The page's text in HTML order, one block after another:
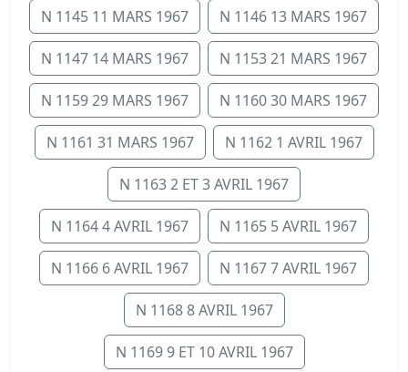
N 1145 11 MARS 1967 N 1146 13 MARS 1967
N 1147 14 MARS 1967 N 1153 21 MARS 1967
N 1159 29 MARS 1967 N 1160 30 MARS 1967
N 1161 31 MARS 1967 N 1162 1 AVRIL 1967
N 1163 2 ET 3 AVRIL 1967
N 1164 4 AVRIL 1967 N 1165 5 AVRIL 1967
N 1166 6 AVRIL 1967 N 1167 7 AVRIL 1967
N 1168 8 AVRIL 1967
N 1169 9 ET 10 AVRIL 1967